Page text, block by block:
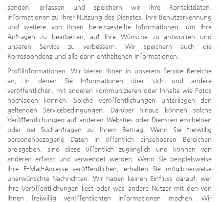
senden, erfassen und speichern wir Ihre Kontaktdaten,
Informationen zu Ihrer Nutzung des Dienstes, Ihre Benutzerkennung
und weitere von Ihnen bereitgestellte Informationen, um Ihre
Anfragen zu bearbeiten, auf Ihre Wünsche zu antworten und
unseren Service zu verbessern. Wir speichern auch die
Korrespondenz und alle darin enthaltenen Informationen.
Profilinformationen. Wir bieten Ihnen in unserem Service Bereiche
an, in denen Sie Informationen über sich und andere
veröffentlichen, mit anderen kommunizieren oder Inhalte wie Fotos
hochladen können. Solche Veröffentlichungen unterliegen den
geltenden Servicebedingungen. Darüber hinaus können solche
Veröffentlichungen auf anderen Websites oder Diensten erscheinen
oder bei Suchanfragen zu Ihrem Beitrag. Wenn Sie freiwillig
personenbezogene Daten in öffentlich einsehbaren Bereichen
preisgeben, sind diese öffentlich zugänglich und können von
anderen erfasst und verwendet werden. Wenn Sie beispielsweise
Ihre E-Mail-Adresse veröffentlichen, erhalten Sie möglicherweise
unerwünschte Nachrichten. Wir haben keinen Einfluss darauf, wer
Ihre Veröffentlichungen liest oder was andere Nutzer mit den von
Ihnen freiwillig veröffentlichten Informationen machen. Wir